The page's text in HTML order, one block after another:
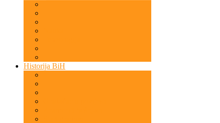
Historija BiH